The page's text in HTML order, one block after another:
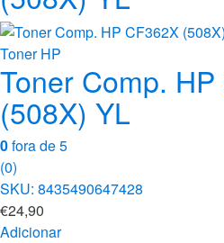
Toner HP
Toner Comp.
(508X) YL
0fora de 5
(0)
SKU: 8435490647428
€24,90
Adicionar